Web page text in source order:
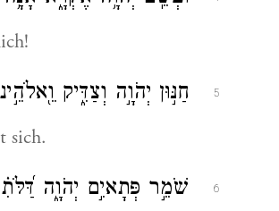
5 חַנּ֣וּן יְהֹוָ֣ה וְצַדִּ֑יק
sich.
6 שֹׁמֵ֣ר פְּתָאיִ֣ם יְהֹוָ֑ה דַּ֝לֹּתִ֗י